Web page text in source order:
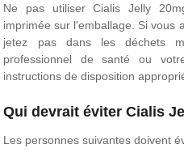
Ne pas utiliser Cialis Jelly
imprimée sur l'emballage. Si vous
jetez pas dans les déchets
professionnel de santé ou
instructions de disposition
Qui devrait éviter Cialis
Les personnes suivantes doivent